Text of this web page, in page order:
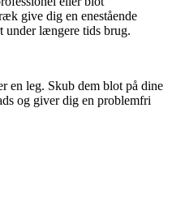
give dig en enestående
under længere tids brug.
en leg. Skub dem blot på dine
og giver dig en problemfri